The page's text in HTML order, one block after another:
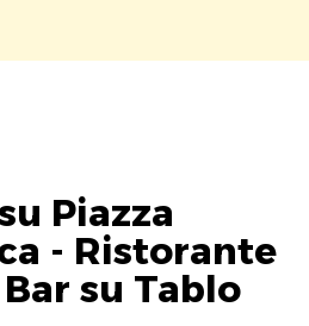
Piazza
- Ristorante
su Tablo